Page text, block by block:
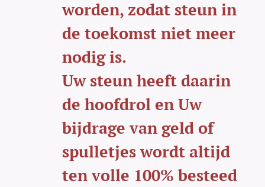
worden, zodat steun in
de toekomst niet meer
nodig is.
Uw steun heeft daarin
de hoofdrol en Uw
bijdrage van geld of
spulletjes wordt altijd
ten volle 100% besteed